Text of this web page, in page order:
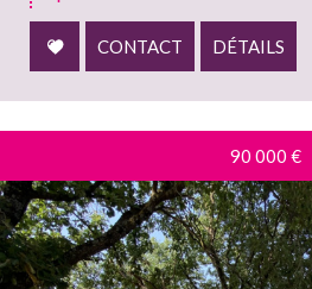
CONTACT DÉTAILS
90 000 €